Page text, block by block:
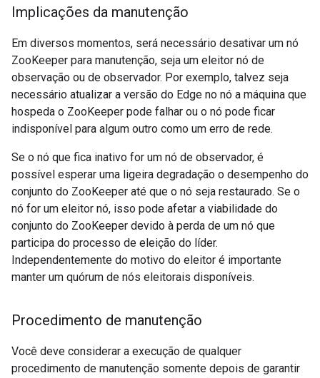
Implicações da manutenção
Em diversos momentos, será necessário desativar um nó
ZooKeeper para manutenção, seja um eleitor nó de
observação ou de observador. Por exemplo, talvez seja
necessário atualizar a versão do Edge no nó a máquina que
hospeda o ZooKeeper pode falhar ou o nó pode ficar
indisponível para algum outro como um erro de rede.
Se o nó que fica inativo for um nó de observador, é
possível esperar uma ligeira degradação o desempenho do
conjunto do ZooKeeper até que o nó seja restaurado. Se o
nó for um eleitor nó, isso pode afetar a viabilidade do
conjunto do ZooKeeper devido à perda de um nó que
participa do processo de eleição do líder.
Independentemente do motivo do eleitor é importante
manter um quórum de nós eleitorais disponíveis.
Procedimento de manutenção
Você deve considerar a execução de qualquer
procedimento de manutenção somente depois de garantir